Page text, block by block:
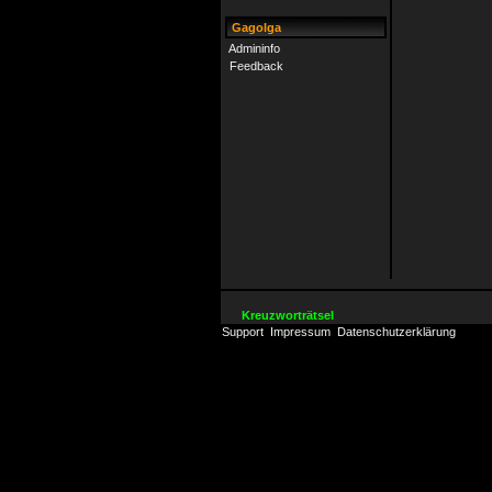
Gagolga
Admininfo
Feedback
Kreuzworträtsel
Support Impressum Datenschutzerklärung